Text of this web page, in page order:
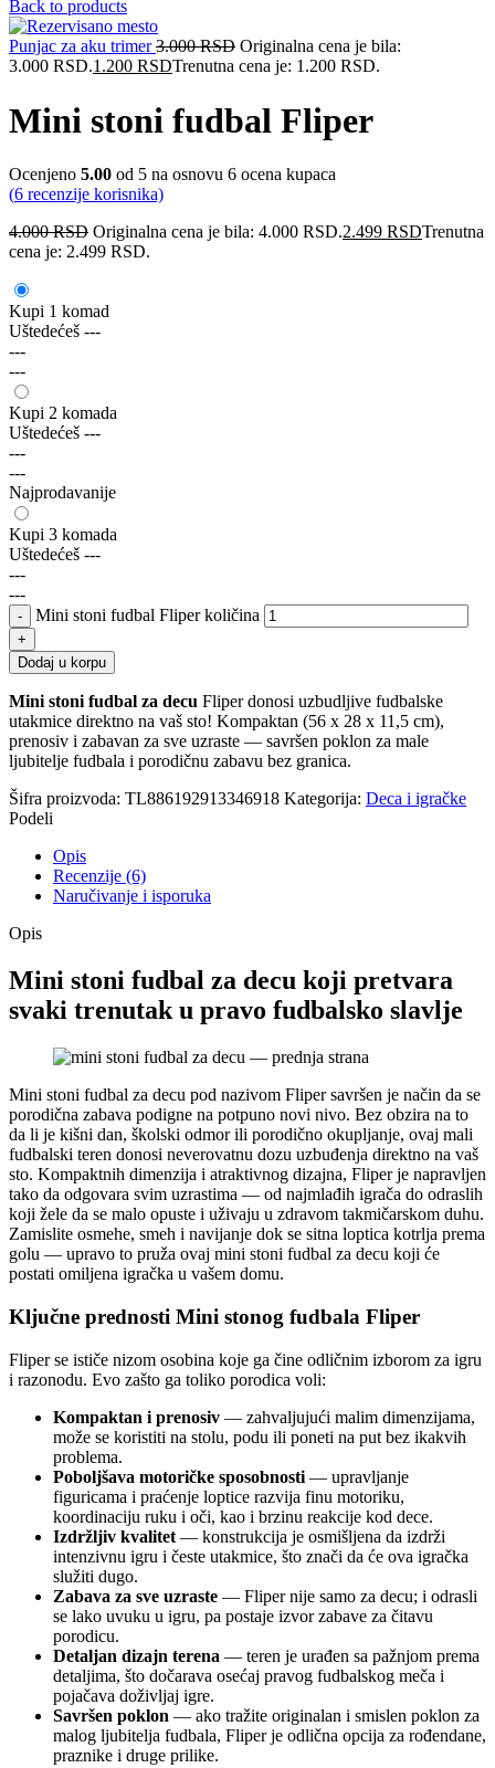
Back to products
Punjac za aku trimer3.000RSD Originalna cena je bila:
3.000 RSD.1.200 RSDTrenutna cena je: 1.200 RSD.
Mini stoni fudbal Fliper
Ocenjeno 5.00 od 5 na osnovu 6 ocena kupaca
(6 recenzije korisnika)
4.000RSD Originalna cena je bila: 4.000 RSD.2.499 RSDTrenutna
cena je: 2.499 RSD.
Kupi 1 komad
Uštedećeš ---
---
---
Kupi 2 komada
Uštedećeš ---
---
---
Najprodavanije
Kupi 3 komada
Uštedećeš ---
---
---
Mini stoni fudbal Fliper količina
Dodaj u korpu
Mini stoni fudbal za decu Fliper donosi uzbudljive fudbalske
utakmice direktno na vaš sto! Kompaktan (56 x 28 x 11,5 cm),
prenosiv i zabavan za sve uzraste — savršen poklon za male
ljubitelje fudbala i porodičnu zabavu bez granica.
Šifra proizvoda: TL886192913346918 Kategorija: Deca i igračke
Podeli
Opis
Recenzije (6)
Naručivanje i isporuka
Opis
Mini stoni fudbal za decu koji pretvara
svaki trenutak u pravo fudbalsko slavlje
Mini stoni fudbal za decu pod nazivom Fliper savršen je način da se
porodična zabava podigne na potpuno novi nivo. Bez obzira na to
da li je kišni dan, školski odmor ili porodično okupljanje, ovaj mali
fudbalski teren donosi neverovatnu dozu uzbuđenja direktno na vaš
sto. Kompaktnih dimenzija i atraktivnog dizajna, Fliper je napravljen
tako da odgovara svim uzrastima — od najmlađih igrača do odraslih
koji žele da se malo opuste i uživaju u zdravom takmičarskom duhu.
Zamislite osmehe, smeh i navijanje dok se sitna loptica kotrlja prema
golu — upravo to pruža ovaj mini stoni fudbal za decu koji će
postati omiljena igračka u vašem domu.
Ključne prednosti Mini stonog fudbala Fliper
Fliper se ističe nizom osobina koje ga čine odličnim izborom za igru
i razonodu. Evo zašto ga toliko porodica voli:
Kompaktan i prenosiv — zahvaljujući malim dimenzijama,
može se koristiti na stolu, podu ili poneti na put bez ikakvih
problema.
Poboljšava motoričke sposobnosti — upravljanje
figuricama i praćenje loptice razvija finu motoriku,
koordinaciju ruku i oči, kao i brzinu reakcije kod dece.
Izdržljiv kvalitet — konstrukcija je osmišljena da izdrži
intenzivnu igru i česte utakmice, što znači da će ova igračka
služiti dugo.
Zabava za sve uzraste — Fliper nije samo za decu; i odrasli
se lako uvuku u igru, pa postaje izvor zabave za čitavu
porodicu.
Detaljan dizajn terena — teren je urađen sa pažnjom prema
detaljima, što dočarava osećaj pravog fudbalskog meča i
pojačava doživljaj igre.
Savršen poklon — ako tražite originalan i smislen poklon za
malog ljubitelja fudbala, Fliper je odlična opcija za rođendane,
praznike i druge prilike.